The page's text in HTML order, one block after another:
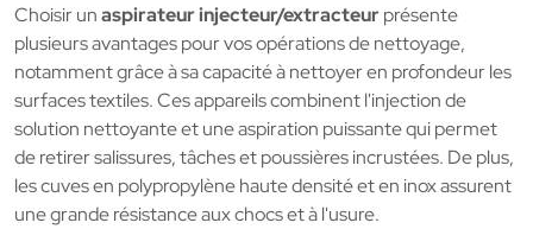
Choisir unaspirateur injecteur/extracteurprésente
plusieurs avantages pour vos opérations de nettoyage,
notamment grâce à sa capacité à nettoyer en profondeur les
surfaces textiles. Ces appareils combinent l'injection de
solution nettoyante et une aspiration puissante qui permet
de retirer salissures, tâches et poussières incrustées. De plus,
les cuves en polypropylène haute densité et en inox assurent
une grande résistance aux chocs et à l'usure.